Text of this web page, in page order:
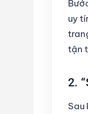
uy
tận
2.
Sau